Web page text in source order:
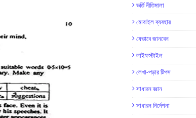
ভর্তি নীতিমালা
মোবাইল ব্যবহার
যেভাবে জানবেন
লাইফস্টাইল
লেখা-পড়ার টিপস
সাধারন জ্ঞান
সাধারন নির্দেশনা